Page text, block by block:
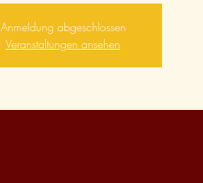
Anmeldung abgeschlossen
Veranstaltungen ansehen